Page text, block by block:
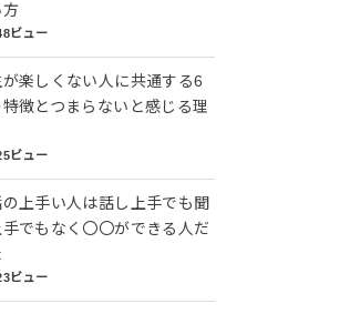
方
ビュー
が楽しくない人に共通する6
特徴とつまらないと感じる理
ビュー
の上手い人は話し上手でも聞
手でもなく〇〇ができる人だ
ビュー